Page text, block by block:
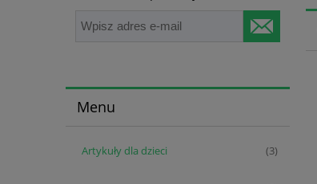
Menu
Artykuły dla dzieci (3)